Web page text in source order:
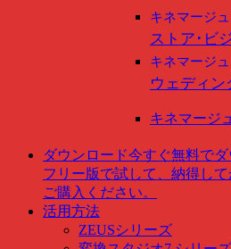
キネマージ
ストア･ビ
キネマージ
ウェディン
キネマージ
ダウンロード今すぐ無料でダ
フリー版で試して、納得して
ご購入ください。
活用方法
ZEUSシリーズ